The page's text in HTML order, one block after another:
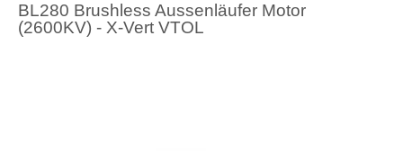
BL280 Brushless Aussenläufer Motor
(2600KV) - X-Vert VTOL